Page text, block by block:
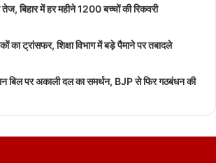
बिहार में हर महीने 1200 बच्चों की रिकवरी
का ट्रांसफर, शिक्षा विभाग में बड़े पैमाने पर तबादले
बिल पर अकाली दल का समर्थन, BJP से फिर गठबंधन की